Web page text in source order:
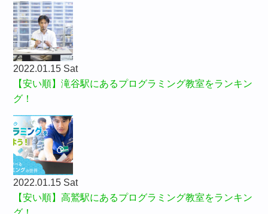
2022.01.15 Sat
【安い順】滝谷駅にあるプログラミング教室をランキン
グ！
2022.01.15 Sat
【安い順】高鷲駅にあるプログラミング教室をランキン